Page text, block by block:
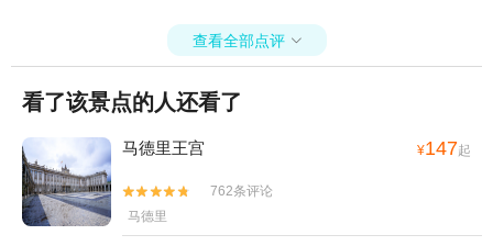
查看全部点评 
看了该景点的人还看了
马德里王宫 ¥147起


762条评论
马德里